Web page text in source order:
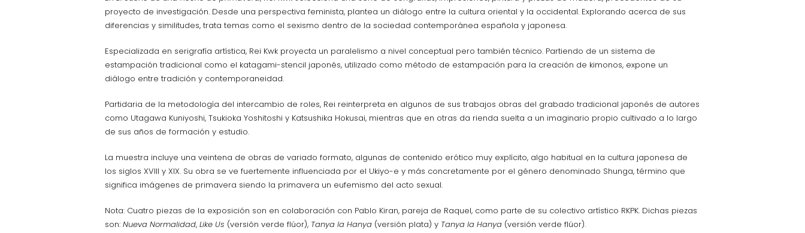
proyecto de investigación. Desde una perspectiva feminista, plantea un diálogo entre la cultura oriental y la occidental. Explorando acerca de sus
diferencias y similitudes, trata temas como el sexismo dentro de la sociedad contemporánea española y japonesa.
Especializada en serigrafía artística, Rei Kwk proyecta un paralelismo a nivel conceptual pero también técnico. Partiendo de un sistema de
estampación tradicional como el katagami-stencil japonés, utilizado como método de estampación para la creación de kimonos, expone un
diálogo entre tradición y contemporaneidad.
Partidaria de la metodología del intercambio de roles, Rei reinterpreta en algunos de sus trabajos obras del grabado tradicional japonés de autores
como Utagawa Kuniyoshi, Tsukioka Yoshitoshi y Katsushika Hokusai, mientras que en otras da rienda suelta a un imaginario propio cultivado a lo largo
de sus años de formación y estudio.
La muestra incluye una veintena de obras de variado formato, algunas de contenido erótico muy explícito, algo habitual en la cultura japonesa de
los siglos XVIII y XIX. Su obra se ve fuertemente influenciada por el Ukiyo-e y más concretamente por el género denominado Shunga, término que
significa imágenes de primavera siendo la primavera un eufemismo del acto sexual.
Nota: Cuatro piezas de la exposición son en colaboración con Pablo Kiran, pareja de Raquel, como parte de su colectivo artístico RKPK. Dichas piezas
son: Nueva Normalidad, Like Us (versión verde flúor), Tanya la Hanya(versión plata) y Tanya la Hanya (versión verde flúor).